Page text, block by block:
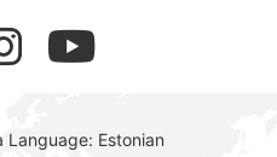
Language: Estonian